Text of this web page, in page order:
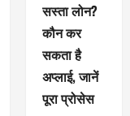
सस्ता लोन?
कौन कर
सकता है
अप्लाई, जानें
पूरा प्रोसेस